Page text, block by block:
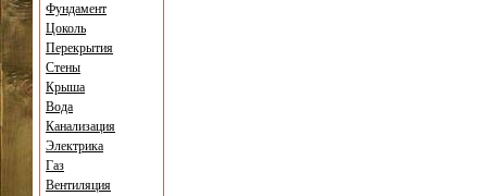
Фундамент
Цоколь
Перекрытия
Стены
Крыша
Вода
Канализация
Электрика
Газ
Вентиляция